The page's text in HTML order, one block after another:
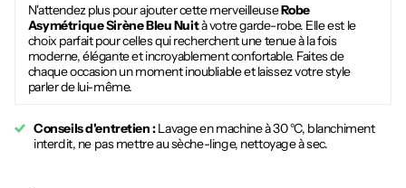
N'attendez plus pour ajouter cette merveilleuseRobe
Asymétrique Sirène Bleu Nuità votre garde-robe. Elle est le
choix parfait pour celles qui recherchent une tenue à la fois
moderne, élégante et incroyablement confortable. Faites de
chaque occasion un moment inoubliable et laissez votre style
parler de lui-même.
Conseils d'entretien :Lavage en machine à 30 °C, blanchiment
interdit, ne pas mettre au sèche-linge, nettoyage à sec.